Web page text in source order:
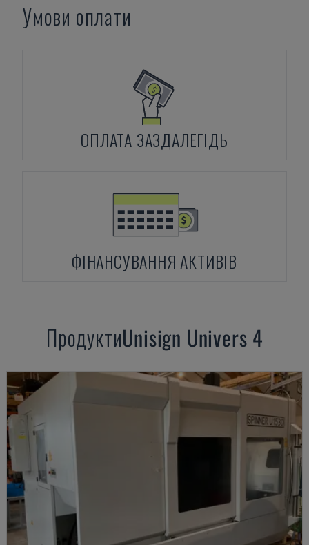
Умови оплати
ОПЛАТА ЗАЗДАЛЕГІДЬ
ФІНАНСУВАННЯ АКТИВІВ
ПродуктиUnisign Univers 4